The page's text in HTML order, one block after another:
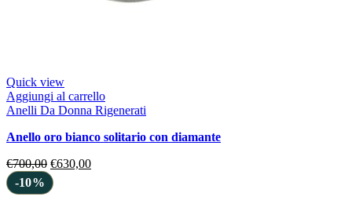
Quick view
Aggiungi al carrello
Anelli Da Donna Rigenerati
anello oro bianco solitario con diamante
€700,00 €630,00
-10%